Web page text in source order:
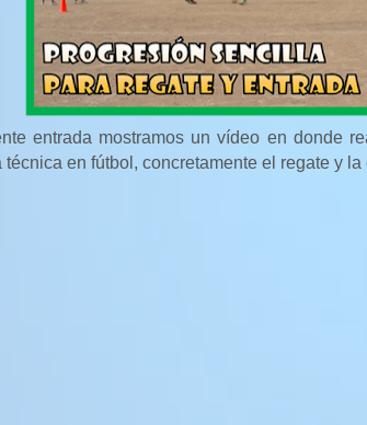
entrada mostramos un vídeo en donde
técnica en fútbol, concretamente el regate y la